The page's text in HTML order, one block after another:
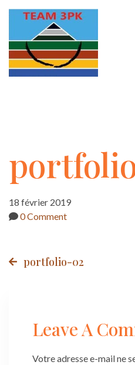
portfolio-
02
18 février 2019
0 Comment
Post
portfolio-02
Leave A
Votre adresse e-mail ne